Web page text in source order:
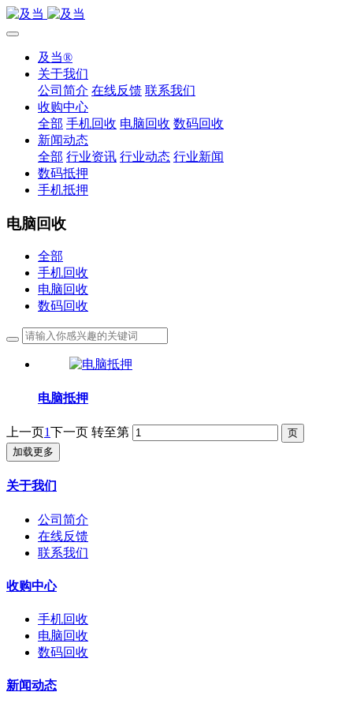
及当®
关于我们
公司简介 在线反馈 联系我们
收购中心
全部 手机回收 电脑回收 数码回收
新闻动态
全部 行业资讯 行业动态 行业新闻
数码抵押
手机抵押
电脑回收
全部
手机回收
电脑回收
数码回收
电脑抵押
上一页1下一页 转至第
加载更多
关于我们
公司简介
在线反馈
联系我们
收购中心
手机回收
电脑回收
数码回收
新闻动态